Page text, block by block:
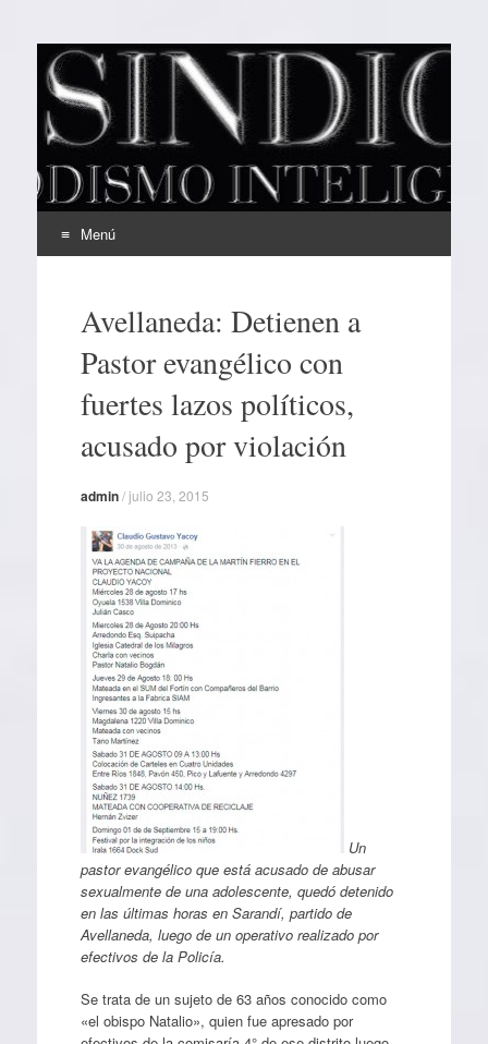
EL SINDICAL
Periodismo Inteligente
Menú
contenidoAvellaneda: Detienen a
Pastor evangélico con
fuertes lazos políticos,
acusado por violación
admin/julio 23, 2015
Un
pastor evangélico que está acusado de abusar
sexualmente de una adolescente, quedó detenido
en las últimas horas en Sarandí, partido de
Avellaneda, luego de un operativo realizado por
efectivos de la Policía.
Se trata de un sujeto de 63 años conocido como
«el obispo Natalio», quien fue apresado por